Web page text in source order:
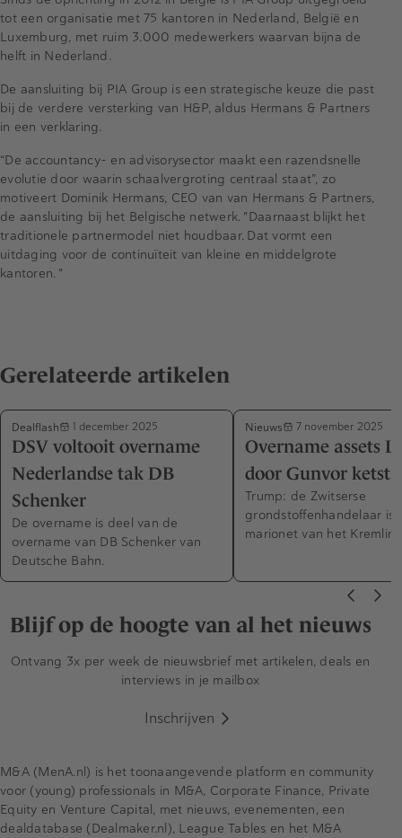
tot een organisatie met 75 kantoren in Nederland, België en
Luxemburg, met ruim 3.000 medewerkers waarvan bijna de
helft in Nederland.
De aansluiting bij PIA Group is een strategische keuze die past
bij de verdere versterking van H&P, aldus Hermans & Partners
in een verklaring.
“De accountancy- en advisorysector maakt een razendsnelle
evolutie door waarin schaalvergroting centraal staat”, zo
motiveert Dominik Hermans, CEO van van Hermans & Partners,
de aansluiting bij het Belgische netwerk. "Daarnaast blijkt het
traditionele partnermodel niet houdbaar. Dat vormt een
uitdaging voor de continuïteit van kleine en middelgrote
kantoren. "
Gerelateerde artikelen
Dealflash 1 december 2025
DSV voltooit overname
Nederlandse tak DB
Schenker
De overname is deel van de
overname van DB Schenker van
Deutsche Bahn.
Nieuws 7 november 2025
Overname assets
door Gunvor ketst
Trump: de Zwitserse
grondstoffenhandelaar is
marionet van het Kremlin.
Blijf op de hoogte van al het nieuws
Ontvang 3x per week de nieuwsbrief met artikelen, deals en
interviews in je mailbox
Inschrijven
M&A (MenA.nl) is het toonaangevende platform en community
voor (young) professionals in M&A, Corporate Finance, Private
Equity en Venture Capital, met nieuws, evenementen, een
dealdatabase (Dealmaker.nl), League Tables en het M&A